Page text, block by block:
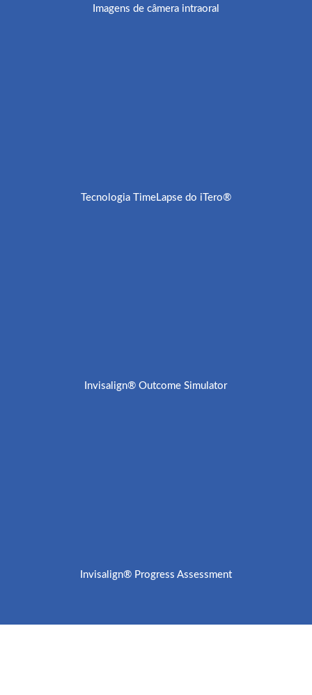
Imagens de câmera intraoral
Tecnologia TimeLapse do iTero®
Invisalign® Outcome Simulator
Invisalign® Progress Assessment